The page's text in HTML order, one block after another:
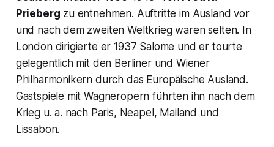
Prieberg zu entnehmen. Auftritte im Ausland vor
und nach dem zweiten Weltkrieg waren selten. In
London dirigierte er 1937 Salome und er tourte
gelegentlich mit den Berliner und Wiener
Philharmonikern durch das Europäische Ausland.
Gastspiele mit Wagneropern führten ihn nach dem
Krieg u. a. nach Paris, Neapel, Mailand und
Lissabon.